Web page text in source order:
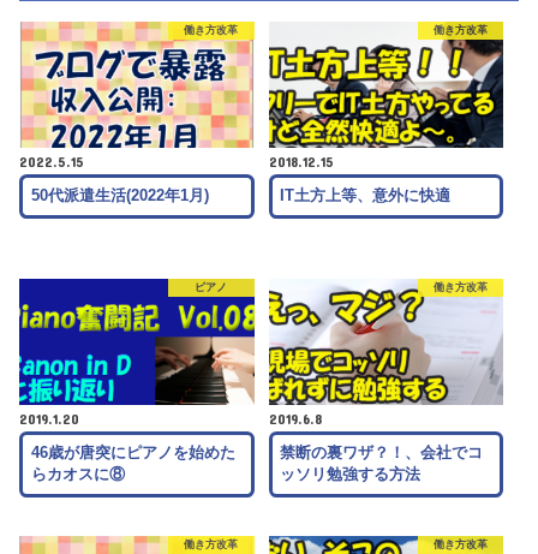
働き方改革
2022.5.15
50代派遣生活(2022年1月)
働き方改革
2018.12.15
IT土方上等、意外に快適
ピアノ
2019.1.20
46歳が唐突にピアノを始めた
らカオスに⑧
働き方改革
2019.6.8
禁断の裏ワザ？！、会社でコ
ッソリ勉強する方法
働き方改革 働き方改革